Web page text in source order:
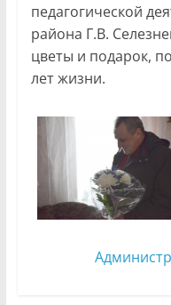
педагогической
района Г.В.
цветы и подарок,
лет жизни.